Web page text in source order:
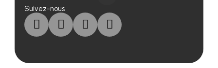
Suivez-nous